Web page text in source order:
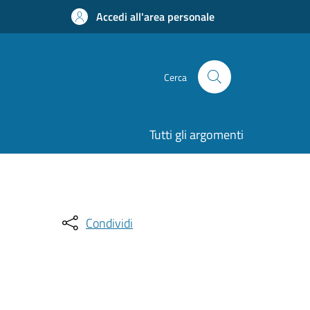
Accedi all'area personale
Cerca
Tutti gli argomenti
Condividi